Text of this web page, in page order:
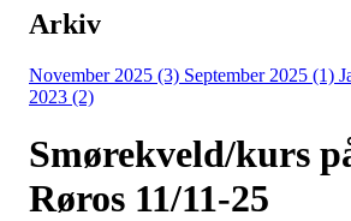
Arkiv
November 2025 (3) September 2025 (1)
2023 (2)
Smørekveld/kurs
Røros 11/11-25